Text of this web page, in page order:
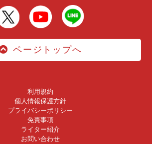
ページトップへ
利用規約
個人情報保護方針
プライバシーポリシー
免責事項
ライター紹介
お問い合わせ